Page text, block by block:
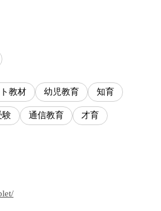
教材 幼児教育 知育
験 通信教育 才育